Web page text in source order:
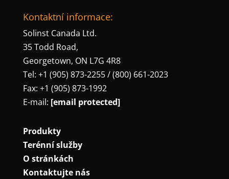
Kontaktní informace:
Solinst Canada Ltd.
35 Todd Road,
Georgetown, ON L7G 4R8
Tel: +1 (905) 873-2255 / (800) 661-2023
Fax: +1 (905) 873-1992
E-mail: [email protected]
Produkty
Terénní služby
O stránkách
Kontaktujte nás